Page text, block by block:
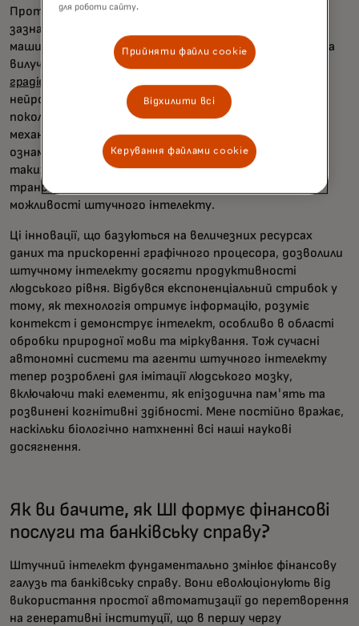
Протягом останніх кількох років штучний інтелект
зазнав разючої трансформації, відійшовши від
машинного навчання першого та другого поколінь та
вилучення ознак залгоритмічним моделюванням
градієнтного посилення
нейронними мережами з третім та четвертим
поколіннями
трансформаторного моделювання
механізмами уваги та самонавчанням. Цей зсув
ознаменувався появою дуже великих мовних моделей,
таких як генеративні попередньо навчені
трансформатори або GPT, які переосмислили
можливості штучного інтелекту.
Ці інновації, що базуються на величезних ресурсах
даних та прискоренні графічного процесора, дозволили
штучному інтелекту досягти продуктивності
людського рівня. Відбувся експоненціальний стрибок у
тому, як технологія отримує інформацію, розуміє
контекст і демонструє інтелект, особливо в області
обробки природної мови та міркування. Тож сучасні
автономні системи та агенти штучного інтелекту
тепер розроблені для імітації людського мозку,
включаючи такі елементи, як епізодична пам'ять та
розвинені когнітивні здібності. Мене постійно вражає,
наскільки біологічно натхненні всі наші наукові
досягнення.
Як ви бачите, як ШІ формує фінансові
послуги та банківську справу?
Штучний інтелект фундаментально змінює фінансову
галузь та банківську справу. Вони еволюціонують від
використання простої автоматизації до перетворення
на генеративні інституції, що в першу чергу
для роботи сайту.
Прийняти файли cookie
Відхилити всі
Керування файлами cookie